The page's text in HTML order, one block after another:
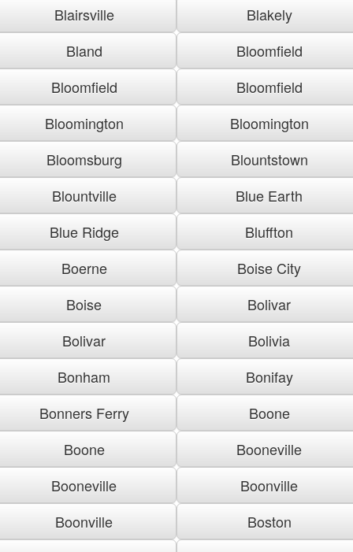
Blairsville
Blakely
Bland
Bloomfield
Bloomfield
Bloomfield
Bloomington
Bloomington
Bloomsburg
Blountstown
Blountville
Blue Earth
Blue Ridge
Bluffton
Boerne
Boise City
Boise
Bolivar
Bolivar
Bolivia
Bonham
Bonifay
Bonners Ferry
Boone
Boone
Booneville
Booneville
Boonville
Boonville
Boston